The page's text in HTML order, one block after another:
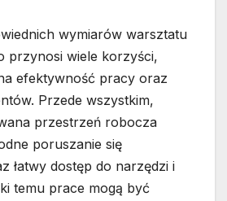
wymiarów warsztatu
przynosi wiele korzyści,
efektywność pracy oraz
Przede wszystkim,
przestrzeń robocza
poruszanie się
łatwy dostęp do narzędzi i
temu prace mogą być